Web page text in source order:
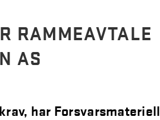
RAMMEAVTALE
AS
har Forsvarsmateriell